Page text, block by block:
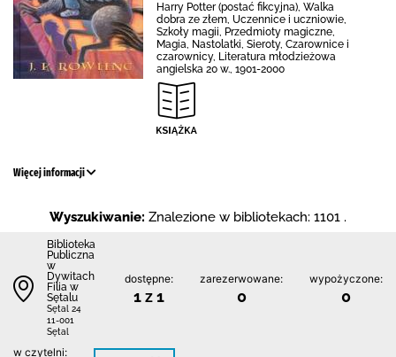
Harry Potter (postać fikcyjna), Walka
dobra ze złem, Uczennice i uczniowie,
Szkoły magii, Przedmioty magiczne,
Magia, Nastolatki, Sieroty, Czarownice i
czarownicy, Literatura młodzieżowa
angielska 20 w., 1901-2000
Więcej informacji
Wyszukiwanie: Znalezione w bibliotekach: 1101 .
Biblioteka
Publiczna
w
Dywitach
Filia w
Sętalu
Sętal 24
11-001
Sętal
dostępne:
1 z 1
zarezerwowane:
0
wypożyczone:
0
w czytelni: